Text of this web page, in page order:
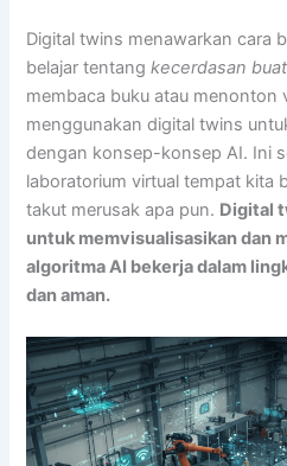
Digital twins menawarkan cara
belajar tentangkecerdasan
membaca buku atau menonton
menggunakan digital twins
dengan konsep-konsep AI. Ini
laboratorium virtual tempat kita
takut merusak apa pun. Digital
untuk memvisualisasikan dan
algoritma AI bekerja dalam
dan aman.